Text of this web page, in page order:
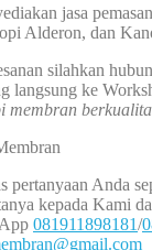
jasa
Alderon, dan
silahkan
langsung ke
membran
pertanyaan Anda
kepada Kami
081911898181/